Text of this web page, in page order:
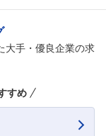
大手・優良企業の求
すめ